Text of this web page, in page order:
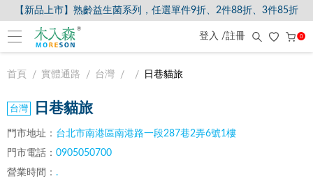
【新品上市】熟齡益生菌系列，任選單件9折、2件88折、3件85折
登入 /註冊 0
首頁 實體通路 台灣 日巷貓旅
日巷貓旅
門市地址： 台北市南港區南港路一段287巷2弄6號1樓
門市電話： 0905050700
營業時間： .